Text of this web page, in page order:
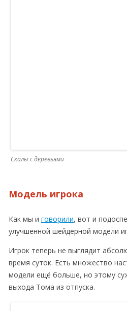
Скалы с деревьями
Модель игрока
Как мы и говорили, вот и
улучшенной шейдерной модели
Игрок теперь не выглядит
время суток. Есть множество
модели ещё больше, но этому
выхода Тома из отпуска.